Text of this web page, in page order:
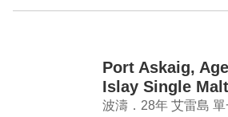
Port Askaig,
Islay Single
Whisky
波濤．28年 艾雷島